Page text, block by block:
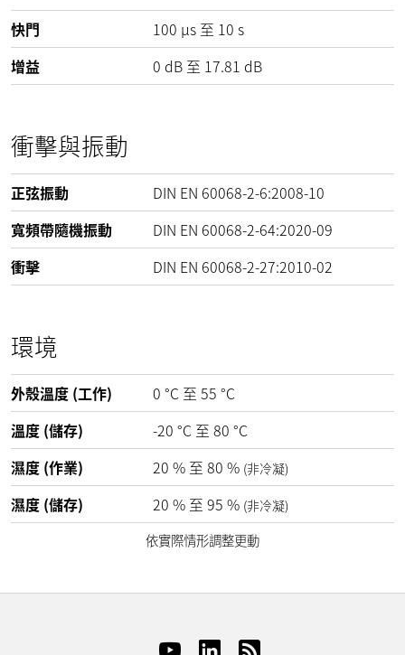
快門
100 µs 至 10 s
增益
0 dB 至 17.81 dB
衝擊與振動
正弦振動
DIN EN 60068-2-6:2008-10
寬頻帶隨機振動
DIN EN 60068-2-64:2020-09
衝擊
DIN EN 60068-2-27:2010-02
環境
外殼溫度 (工作) 0 °C 至 55 °C
溫度 (儲存)
-20 °C 至 80 °C
濕度 (作業)
20 % 至 80 % (非冷凝)
濕度 (儲存) 20 % 至 95 % (非冷凝)
依實際情形調整更動